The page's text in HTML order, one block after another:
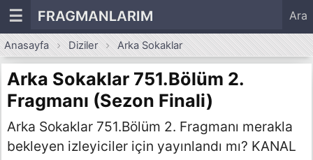
☰ FRAGMANLARIM Ara
Anasayfa Diziler Arka Sokaklar
Arka Sokaklar 751.Bölüm 2.
Fragmanı (Sezon Finali)
Arka Sokaklar 751.Bölüm 2. Fragmanı merakla
bekleyen izleyiciler için yayınlandı mı? KANAL